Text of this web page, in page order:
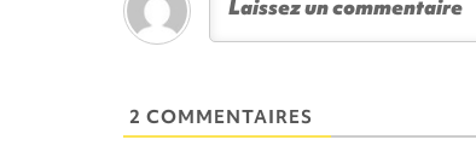
2 COMMENTAIRES